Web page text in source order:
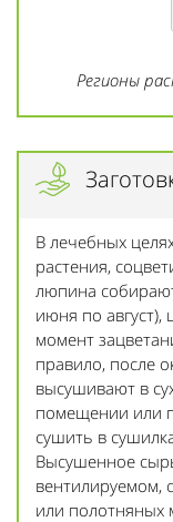
Регионы
В лечебных
растения,
люпина
июня по август),
момент
правило, после
высушивают в
помещении или
сушить в
Высушенное
вентилируемом,
или полотняных